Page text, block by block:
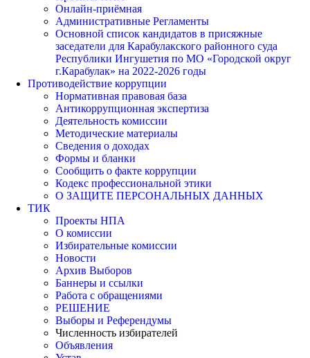
Онлайн-приёмная
Административные Регламенты
Основной список кандидатов в присяжные
заседатели для Карабулакского районного суда
Республики Ингушетия по МО «Городской округ
г.Карабулак» на 2022-2026 годы
Противодействие коррупции
Нормативная правовая база
Антикоррупционная экспертиза
Деятельность комиссии
Методические материалы
Сведения о доходах
Формы и бланки
Сообщить о факте коррупции
Кодекс профессиональной этики
О ЗАЩИТЕ ПЕРСОНАЛЬНЫХ ДАННЫХ
ТИК
Проекты НПА
О комиссии
Избирательные комиссии
Новости
Архив Выборов
Баннеры и ссылки
Работа с обращениями
РЕШЕНИЕ
Выборы и Референдумы
Численность избирателей
Объявления